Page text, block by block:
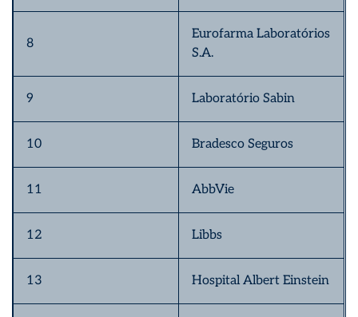
8
Eurofarma Laboratórios
S.A.
9 Laboratório Sabin
10 Bradesco Seguros
11 AbbVie
12 Libbs
13 Hospital Albert Einstein